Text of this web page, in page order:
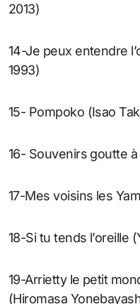
2013)
14-Je peux entendre
1993)
15- Pompoko (Isao
16- Souvenirs goutte à
17-Mes voisins les
18-Si tu tends l’oreille
19-Arrietty le petit
(Hiromasa